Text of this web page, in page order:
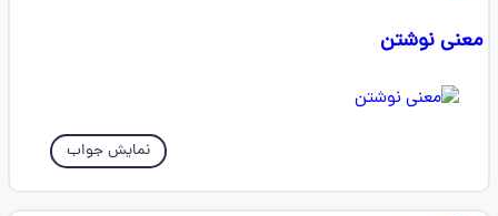
معنی نوشتن
نمایش جواب